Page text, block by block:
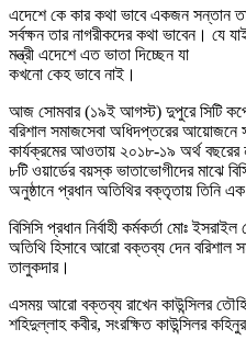
এদেশে কে কার কথা ভাবে একজন সন্তান তার
সর্বক্ষন তার নাগরীকদের কথা ভাবেন। যে
মন্ত্রী এদেশে এত ভাতা দিচ্ছেন যা
কখনো কেহ ভাবে নাই।
আজ সোমবার (১৯ই আগস্ট) দুপুরে সিটি
বরিশাল সমাজসেবা অধিদপ্তরের আয়োজনে
কার্যক্রমের আওতায় ২০১৮-১৯ অর্থ
৮টি ওয়ার্ডের বয়স্ক ভাতাভোগীদের মাঝে
অনুষ্ঠানে প্রধান অতিথির বক্তৃতায় তিনি
বিসিসি প্রধান নির্বাহী কর্মকর্তা মোঃ
অতিথি হিসাবে আরো বক্তব্য দেন বরিশাল
তালুকদার।
এসময় আরো বক্তব্য রাখেন কাউন্সিলর
শহিদুল্লাহ কবীর, সংরক্ষিত কাউন্সিলর